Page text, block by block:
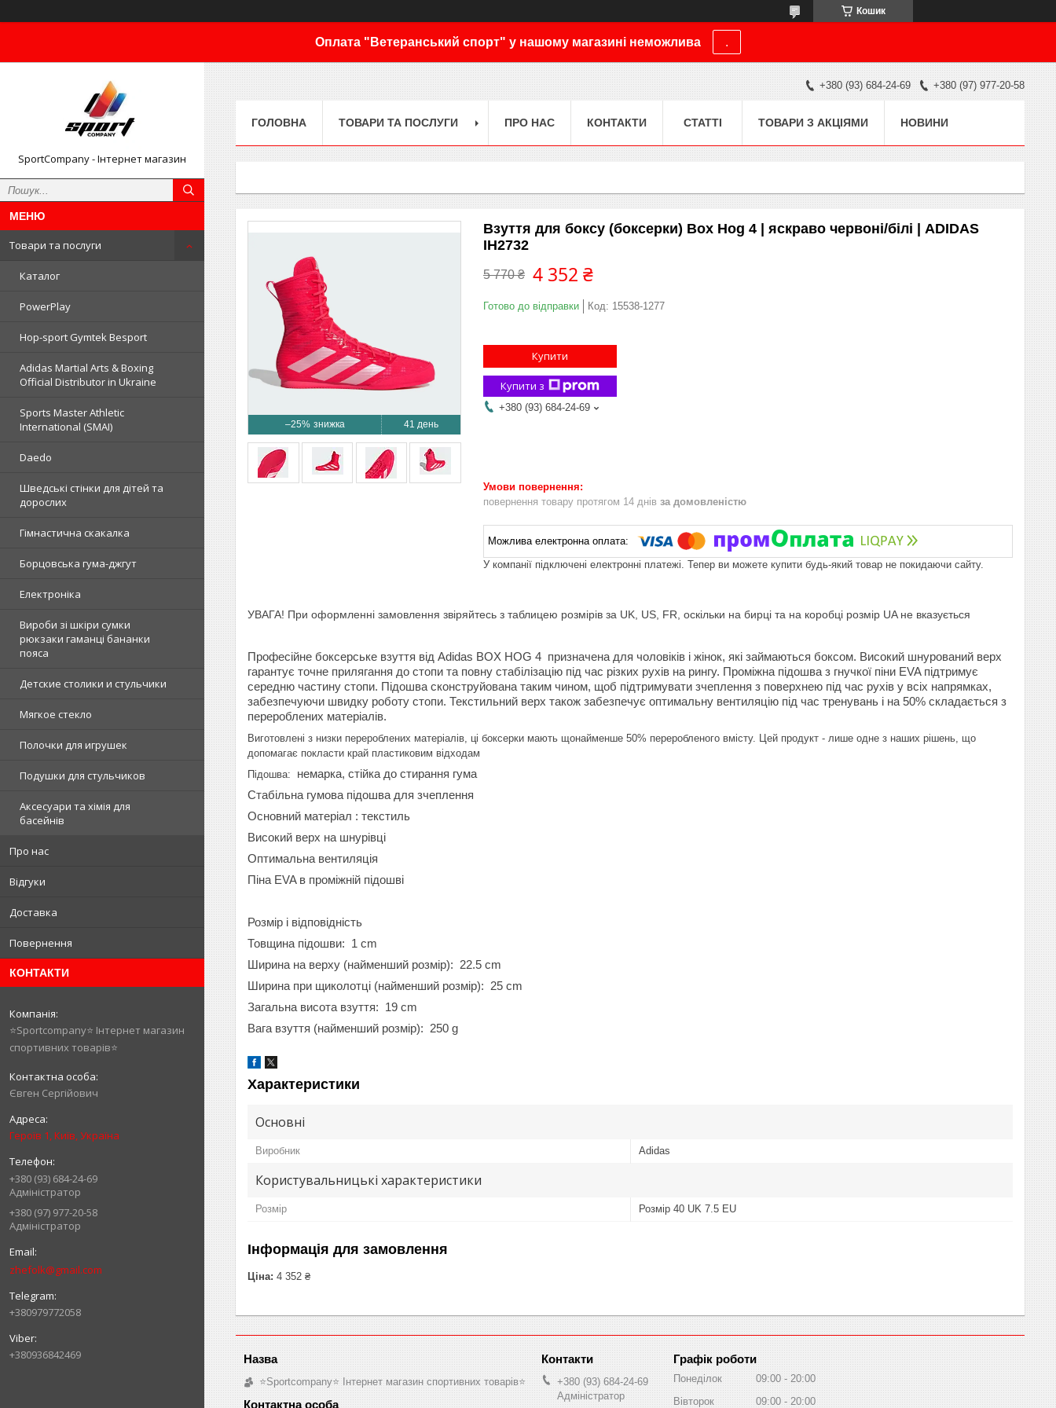
Кошик
Оплата "Ветеранський спорт" у нашому магазині неможлива .
SportCompany - Інтернет магазин
Товари та послуги
Каталог
PowerPlay
Hop-sport Gymtek Besport
Adidas Martial Arts & Boxing
Official Distributor in Ukraine
Sports Master Athletic
International (SMAI)
Daedo
Шведські стінки для дітей та
дорослих
Гімнастична скакалка
Борцовська гума-джгут
Електроніка
Вироби зі шкіри сумки
рюкзаки гаманці бананки
пояса
Детские столики и стульчики
Мягкое стекло
Полочки для игрушек
Подушки для стульчиков
Аксесуари та хімія для
басейнів
Про нас
Відгуки
Доставка
Повернення
КОНТАКТИ
⭐️Sportcompany⭐️ Інтернет магазин
спортивних товарів⭐️
Євген Сергійович
Героїв 1, Київ, Україна
+380 (93) 684-24-69
Адміністратор
+380 (97) 977-20-58
Адміністратор
zhefolk@gmail.com
+380979772058
+380936842469
+380 (93) 684-24-69 +380 (97) 977-20-58
ГОЛОВНА ТОВАРИ ТА ПОСЛУГИ ПРО НАС КОНТАКТИ СТАТТІ ТОВАРИ З АКЦІЯМИ НОВИНИ
–25% 41 день
Взуття для боксу (боксерки) Box Hog 4 | яскраво червоні/білі | ADIDAS
IH2732
5 770 ₴ 4 352 ₴
Готово до відправки Код: 15538-1277
Купити
Купити з
+380 (93) 684-24-69
повернення товару протягом 14 днів за домовленістю
У компанії підключені електронні платежі. Тепер ви можете купити будь-який товар не покидаючи сайту.
УВАГА! При оформленні замовлення звіряйтесь з таблицею розмірів за UK, US, FR, оскільки на бирці та на коробці розмір UA не вказується
Професійне боксерське взуття від Adidas BOX HOG 4 призначена для чоловіків і жінок, які займаються боксом. Високий шнурований верх
гарантує точне прилягання до стопи та повну стабілізацію під час різких рухів на рингу. Проміжна підошва з гнучкої піни EVA підтримує
середню частину стопи. Підошва сконструйована таким чином, щоб підтримувати зчеплення з поверхнею під час рухів у всіх напрямках,
забезпечуючи швидку роботу стопи. Текстильний верх також забезпечує оптимальну вентиляцію під час тренувань і на 50% складається з
перероблених матеріалів.
Виготовлені з низки перероблених матеріалів, ці боксерки мають щонайменше 50% переробленого вмісту. Цей продукт - лише одне з наших рішень, що
допомагає покласти край пластиковим відходам
Підошва:
немарка, стійка до стирання гума
Стабільна гумова підошва для зчеплення
Основний матеріал : текстиль
Високий верх на шнурівці
Оптимальна вентиляція
Піна EVA в проміжній підошві
Розмір і відповідність
Товщина підошви:
1 cm
Ширина на верху (найменший розмір):
22.5 cm
Ширина при щиколотці (найменший розмір):
25 cm
Загальна висота взуття:
19 cm
Вага взуття (найменший розмір):
250 g
Характеристики
Основні
Виробник Adidas
Користувальницькі характеристики
Розмір Розмір 40 UK 7.5 EU
Інформація для замовлення
Ціна: 4 352 ₴
⭐️Sportcompany⭐️ Інтернет магазин спортивних товарів⭐️
+380 (93) 684-24-69
Адміністратор
Графік роботи
Понеділок 09:00
20:00
Вівторок
09:00 20:00